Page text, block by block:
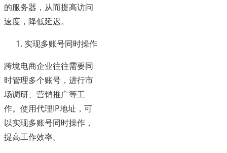
的服务器，从而提高访问
速度，降低延迟。
实现多账号同时操作
跨境电商企业往往需要同
时管理多个账号，进行市
场调研、营销推广等工
作。使用代理IP地址，可
以实现多账号同时操作，
提高工作效率。